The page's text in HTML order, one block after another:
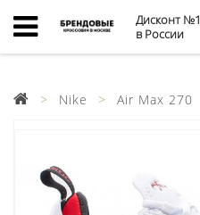
Дисконт №1
в России
Nike Air Max 270